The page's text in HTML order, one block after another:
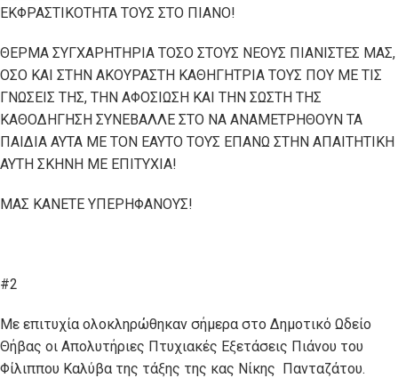
ΕΚΦΡΑΣΤΙΚΟΤΗΤΑ ΤΟΥΣ ΣΤΟ ΠΙΑΝΟ!
ΘΕΡΜΑ ΣΥΓΧΑΡΗΤΗΡΙΑ ΤΟΣΟ ΣΤΟΥΣ ΝΕΟΥΣ ΠΙΑΝΙΣΤΕΣ ΜΑΣ,
ΟΣΟ ΚΑΙ ΣΤΗΝ ΑΚΟΥΡΑΣΤΗ ΚΑΘΗΓΗΤΡΙΑ ΤΟΥΣ ΠΟΥ ΜΕ ΤΙΣ
ΓΝΩΣΕΙΣ ΤΗΣ, ΤΗΝ ΑΦΟΣΙΩΣΗ ΚΑΙ ΤΗΝ ΣΩΣΤΗ ΤΗΣ
ΚΑΘΟΔΗΓΗΣΗ ΣΥΝΕΒΑΛΛΕ ΣΤΟ ΝΑ ΑΝΑΜΕΤΡΗΘΟΥΝ ΤΑ
ΠΑΙΔΙΑ ΑΥΤΑ ΜΕ ΤΟΝ ΕΑΥΤΟ ΤΟΥΣ ΕΠΑΝΩ ΣΤΗΝ ΑΠΑΙΤΗΤΙΚΗ
ΑΥΤΗ ΣΚΗΝΗ ΜΕ ΕΠΙΤΥΧΙΑ!
ΜΑΣ ΚΑΝΕΤΕ ΥΠΕΡΗΦΑΝΟΥΣ!
#2
Με επιτυχία ολοκληρώθηκαν σήμερα στο Δημοτικό Ωδείο
Θήβας οι Απολυτήριες Πτυχιακές Εξετάσεις Πιάνου του
Φίλιππου Καλύβα της τάξης της κας Νίκης Πανταζάτου.